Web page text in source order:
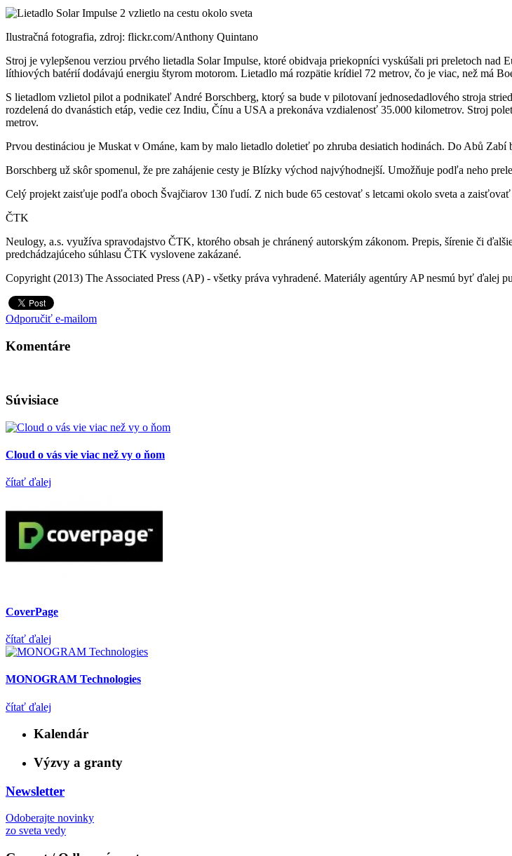
Ilustračná fotografia, zdroj: flickr.com/Anthony Quintano
Stroj je vylepšenou verziou prvého lietadla Solar Impulse, ktoré obidvaja priekopníci vyskúšali pri preletoch
líthiových batérií dodávajú energiu štyrom motorom. Lietadlo má rozpätie krídiel 72 metrov, čo je viac, než má
S lietadlom vzlietol pilot a podnikateľ André Borschberg, ktorý sa bude v pilotovaní jednosedadlového stroja
rozdelená do dvanástich etáp, vedie cez Indiu, Čínu a USA a prekonáva vzdialenosť 35.000 kilometrov. Stroj
metrov.
Prvou destináciou je Muskat v Ománe, kam by malo lietadlo doletieť po zhruba desiatich hodinách. Do Abů
Borschberg už skôr spomenul, že pre zahájenie cesty je Blízky východ najvýhodnejší. Umožňuje podľa neho
Celý projekt zaisťuje podľa oboch Švajčiarov 130 ľudí. Z nich bude 65 cestovať s letcami okolo sveta a
ČTK
Neulogy, a.s. využíva spravodajstvo ČTK, ktorého obsah je chránený autorským zákonom. Prepis, šírenie či
predchádzajúceho súhlasu ČTK vyslovene zakázané.
Copyright (2013) The Associated Press (AP) - všetky práva vyhradené. Materiály agentúry AP nesmú byť ďalej
Odporučiť e-mailom
Komentáre
Súvisiace
Cloud o vás vie viac než vy o ňom
čítať ďalej
CoverPage
čítať ďalej
MONOGRAM Technologies
čítať ďalej
Kalendár
Výzvy a granty
Newsletter
Odoberajte novinky
zo sveta vedy